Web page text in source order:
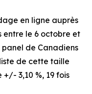
en ligne auprès
entre le 6 octobre et
panel de Canadiens
de cette taille
3,10 %, 19 fois